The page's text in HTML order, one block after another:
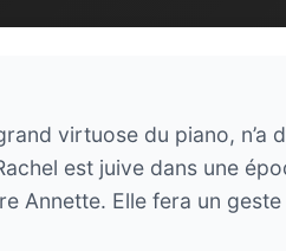
virtuose du piano, n’a
est juive dans une
Annette. Elle fera un